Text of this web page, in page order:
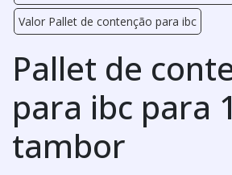
Valor Pallet de contenção para ibc
Pallet de
para ibc para 1
tambor